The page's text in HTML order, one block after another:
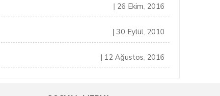
| 26 Ekim, 2016
| 30 Eylül, 2010
| 12 Ağustos, 2016